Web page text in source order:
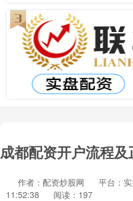
成都配资开户流程
作者：配资炒股网 平台：
11:52:38
阅读：197